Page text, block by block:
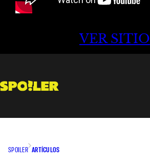
VER SITIO
SPOILER ARTÍCULOS